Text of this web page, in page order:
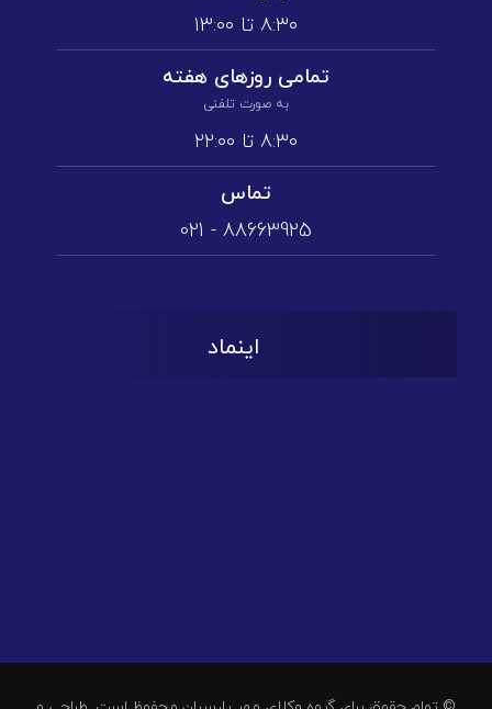
۸:۳۰ تا ۱3:۰۰
تمامی روز‌های هفته
به صورت تلفنی
۸:۳۰ تا ۲۲:۰۰
تماس
88663925 - 021
اینماد